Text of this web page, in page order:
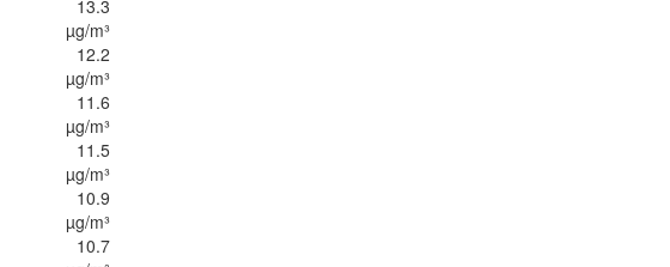
13.3
µg/m³
12.2
µg/m³
11.6
µg/m³
11.5
µg/m³
10.9
µg/m³
10.7